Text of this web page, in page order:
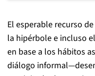
El esperable recurso
la hipérbole e incluso
en base a los hábitos
diálogo